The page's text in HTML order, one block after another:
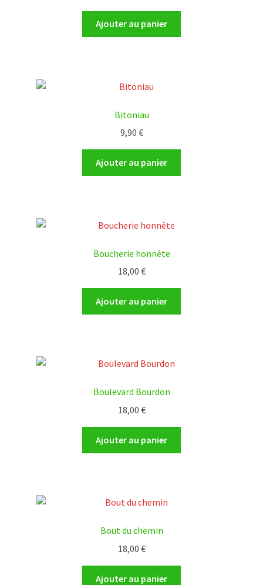
Ajouter au panier
Bitoniau
9,90 €
Ajouter au panier
Boucherie honnête
18,00 €
Ajouter au panier
Boulevard Bourdon
18,00 €
Ajouter au panier
Bout du chemin
18,00 €
Ajouter au panier